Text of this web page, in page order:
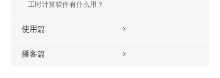
工时计算软件有什么用？
使用篇
播客篇